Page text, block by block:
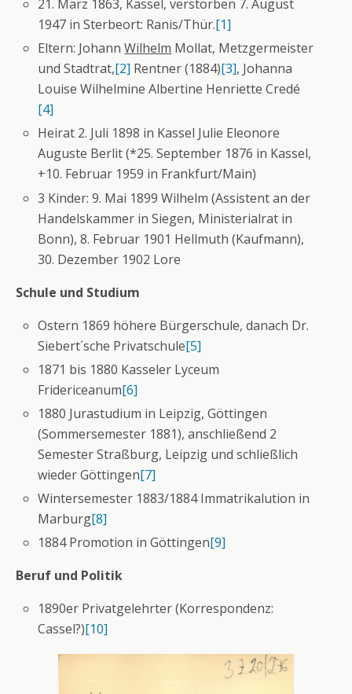
21. März 1863, Kassel, verstorben 7. August
1947 in Sterbeort: Ranis/Thür.[1]
Eltern: JohannWilhelm Mollat, Metzgermeister
und Stadtrat,[2] Rentner (1884)[3], Johanna
Louise Wilhelmine Albertine Henriette Credé
[4]
Heirat 2. Juli 1898 in Kassel Julie Eleonore
Auguste Berlit (*25. September 1876 in Kassel,
+10. Februar 1959 in Frankfurt/Main)
3 Kinder: 9. Mai 1899 Wilhelm (Assistent an der
Handelskammer in Siegen, Ministerialrat in
Bonn), 8. Februar 1901 Hellmuth (Kaufmann),
30. Dezember 1902 Lore
Schule und Studium
Ostern 1869 höhere Bürgerschule, danach Dr.
Siebert´sche Privatschule[5]
1871 bis 1880 Kasseler Lyceum
Fridericeanum[6]
1880 Jurastudium in Leipzig, Göttingen
(Sommersemester 1881), anschließend 2
Semester Straßburg, Leipzig und schließlich
wieder Göttingen[7]
Wintersemester 1883/1884 Immatrikalution in
Marburg[8]
1884 Promotion in Göttingen[9]
Beruf und Politik
1890er Privatgelehrter (Korrespondenz:
Cassel?)[10]